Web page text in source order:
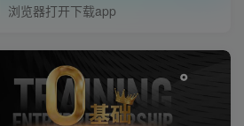
浏览器打开下载app